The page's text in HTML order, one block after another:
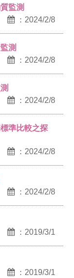
監測
：2024/2/8
測
：2024/2/8
：2024/2/8
準比較之探
：2024/2/8
：2024/2/8
：2019/3/1
：2019/3/1